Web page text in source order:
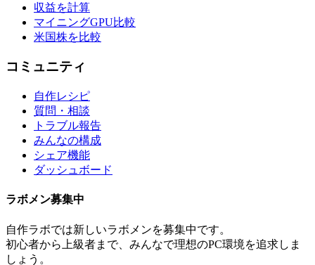
収益を計算
マイニングGPU比較
米国株を比較
コミュニティ
自作レシピ
質問・相談
トラブル報告
みんなの構成
シェア機能
ダッシュボード
ラボメン募集中
自作ラボでは新しいラボメンを募集中です。
初心者から上級者まで、みんなで理想のPC環境を追求しま
しょう。